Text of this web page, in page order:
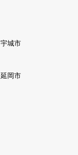
宇城市
延岡市